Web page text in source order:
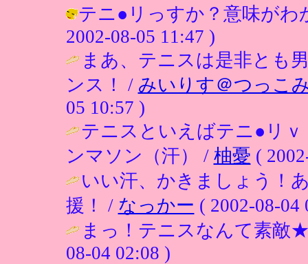
テニ●リっすか？意味がわ
2002-08-05 11:47 )
まあ、テニスは是非とも
ンス！ / みいりす＠つっこ
05 10:57 )
テニスといえばテニ●リ
ンマソン（汗） / 柚憂 (
いい汗、かきましょう！
援！ / なっかー ( 2002-08-04
まっ！テニスなんて素敵
08-04 02:08 )